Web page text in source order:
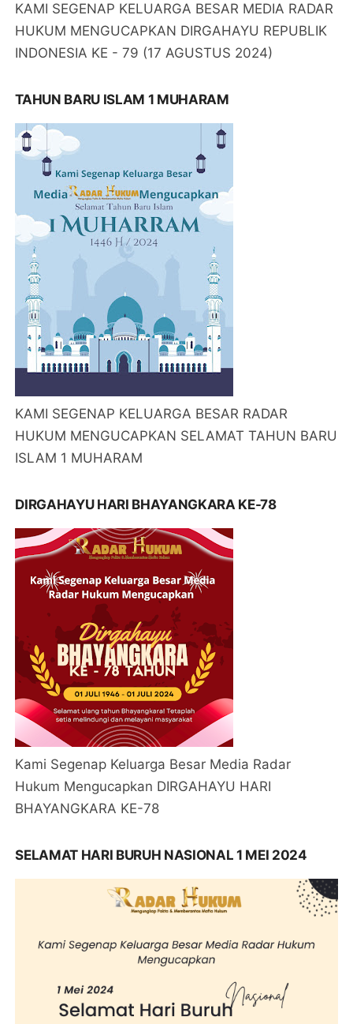
KAMI SEGENAP KELUARGA BESAR MEDIA RADAR
HUKUM MENGUCAPKAN DIRGAHAYU REPUBLIK
INDONESIA KE - 79 (17 AGUSTUS 2024)
TAHUN BARU ISLAM 1 MUHARAM
KAMI SEGENAP KELUARGA BESAR RADAR
HUKUM MENGUCAPKAN SELAMAT TAHUN BARU
ISLAM 1 MUHARAM
DIRGAHAYU HARI BHAYANGKARA KE-78
Kami Segenap Keluarga Besar Media Radar
Hukum Mengucapkan DIRGAHAYU HARI
BHAYANGKARA KE-78
SELAMAT HARI BURUH NASIONAL 1 MEI 2024